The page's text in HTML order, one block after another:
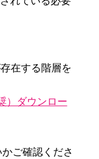
在する階層を
）ダウンロー
ご確認くださ